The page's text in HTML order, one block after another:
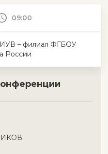
09:00
– филиал ФГБОУ
России